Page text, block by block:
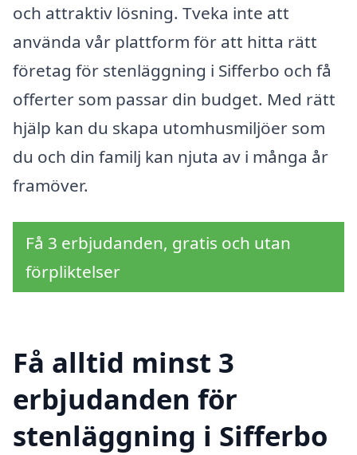
och attraktiv lösning. Tveka inte att
använda vår plattform för att hitta rätt
företag för stenläggning i Sifferbo och få
offerter som passar din budget. Med rätt
hjälp kan du skapa utomhusmiljöer som
du och din familj kan njuta av i många år
framöver.
Få 3 erbjudanden, gratis och utan
förpliktelser
Få alltid minst 3
erbjudanden för
stenläggning i Sifferbo